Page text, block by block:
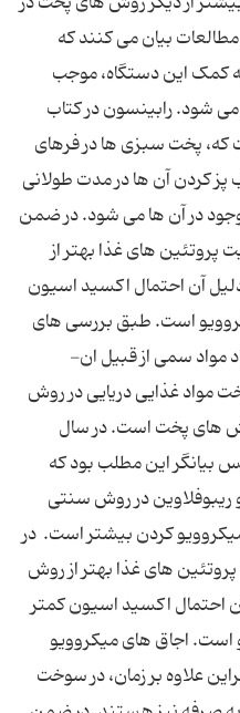
بیان می کنند که
کمک این دستگاه، موجب
شود. رابینسون در کتاب
که، پخت سبزی ها در فرهای
پز کردن آن ها در مدت طولانی
در آن ها می شود. در ضمن
پروتئین های غذا بهتر از
آن احتمال اکسید اسیون
است. طبق بررسی های
مواد سمی از قبیل ان-
مواد غذایی دریایی در روش
های پخت است. در سال
بیانگر این مطلب بود که
ریبوفلاوین در روش سنتی
کردن بیشتر است. در
های غذا بهتر از روش
احتمال اکسید اسیون کمتر
اجاق های میکروویو
علاوه بر زمان، در سوخت